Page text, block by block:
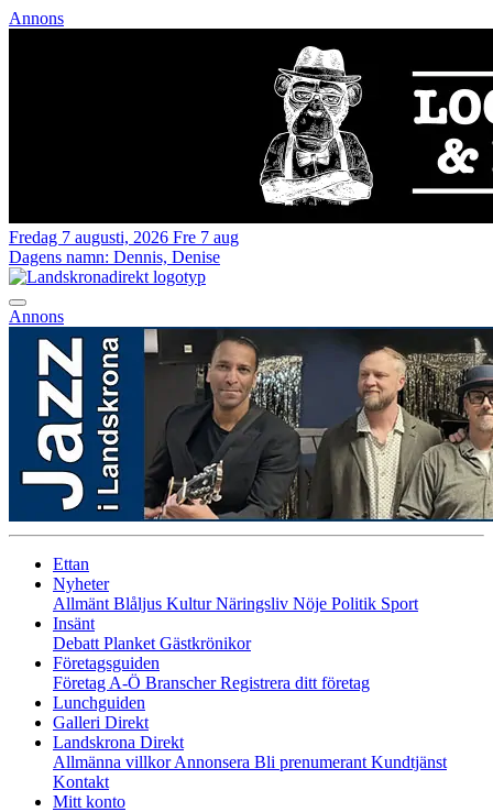
Annons
Fredag 7 augusti, 2026 Fre 7 aug
Dagens namn: Dennis, Denise
Annons
Ettan
Nyheter
Allmänt Blåljus KulturNäringsliv Nöje Politik Sport
Insänt
Debatt Planket Gästkrönikor
Företagsguiden
Företag A-Ö BranscherRegistrera ditt företag
Lunchguiden
Galleri Direkt
Landskrona Direkt
Allmänna villkorAnnonsera Bli prenumerant Kundtjänst
Kontakt
Mitt konto